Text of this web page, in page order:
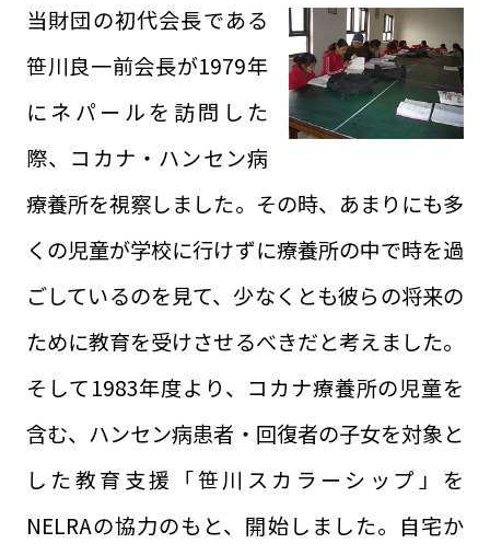
当財団の初代会長である
笹川良一前会長が1979年
にネパールを訪問した
際、コカナ・ハンセン病
療養所を視察しました。その時、あまりにも多
くの児童が学校に行けずに療養所の中で時を過
ごしているのを見て、少なくとも彼らの将来の
ために教育を受けさせるべきだと考えました。
そして1983年度より、コカナ療養所の児童を
含む、ハンセン病患者・回復者の子女を対象と
した教育支援「笹川スカラーシップ」を
NELRAの協力のもと、開始しました。自宅か